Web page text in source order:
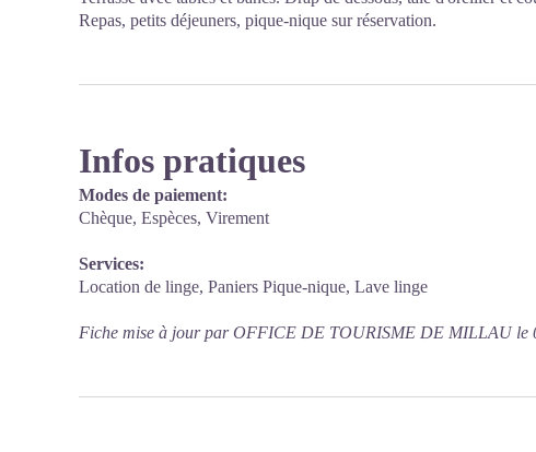
Repas, petits déjeuners, pique-nique sur réservation.
Infos pratiques
Modes de paiement:
Chèque, Espèces, Virement
Services:
Location de linge, Paniers Pique-nique, Lave linge
Fiche mise à jour par OFFICE DE TOURISME DE MILLAU le